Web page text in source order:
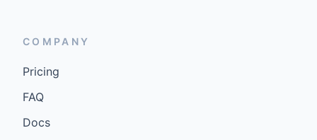
COMPANY
Pricing
FAQ
Docs